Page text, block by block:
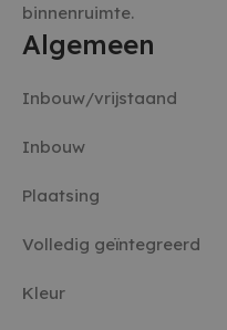
binnenruimte.
Algemeen
Inbouw/vrijstaand
Inbouw
Plaatsing
Volledig geïntegreerd
Kleur